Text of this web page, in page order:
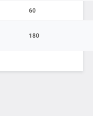
60
180